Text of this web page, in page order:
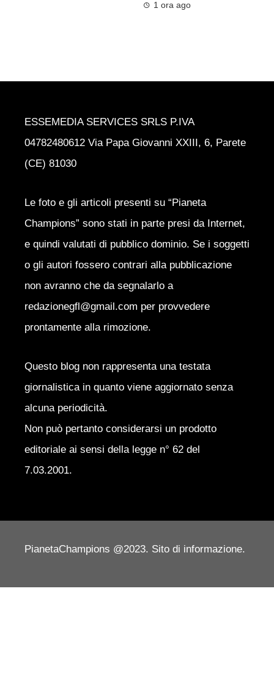
1 ora ago
ESSEMEDIA SERVICES SRLS P.IVA
04782480612 Via Papa Giovanni XXIII, 6, Parete
(CE) 81030
Le foto e gli articoli presenti su “Pianeta
Champions” sono stati in parte presi da Internet,
e quindi valutati di pubblico dominio. Se i soggetti
o gli autori fossero contrari alla pubblicazione
non avranno che da segnalarlo a
redazionegfl@gmail.com per provvedere
prontamente alla rimozione.
Questo blog non rappresenta una testata
giornalistica in quanto viene aggiornato senza
alcuna periodicità.
Non può pertanto considerarsi un prodotto
editoriale ai sensi della legge n° 62 del
7.03.2001.
PianetaChampions @2023. Sito di informazione.